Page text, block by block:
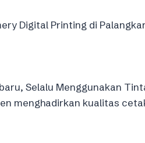
Digital Printing di
Selalu Menggunakan
menghadirkan kualitas